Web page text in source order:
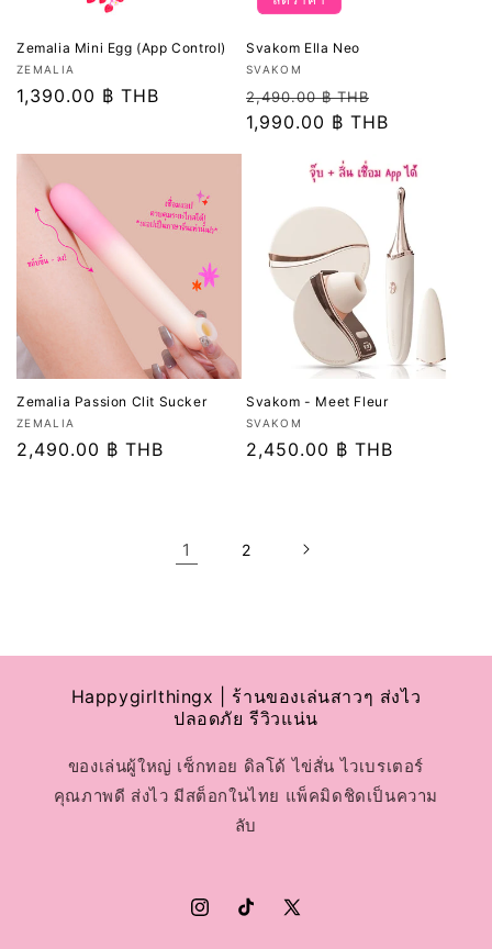
Zemalia Mini Egg (App Control)
เวน
เด
ZEMALIA
ราคา
1,390.00 ฿ THB
Svakom Ella Neo
เวน
เด
อร์:
SVAKOM
ราคา
ปกติ
2,490.00 ฿ THB
โปรโมชัน
1,990.00 ฿ THB
Zemalia Passion Clit Sucker
เวน
เด
ZEMALIA
ราคา
2,490.00 ฿ THB
Svakom - Meet Fleur
เวน
เด
SVAKOM
ราคา
2,450.00 ฿ THB
1 2
Happygirlthingx | ร้านของเล่นสาวๆ ส่งไว
ปลอดภัย รีวิวแน่น
ของเล่นผู้ใหญ่ เซ็กทอย ดิลโด้ ไข่สั่น ไวเบรเตอร์
คุณภาพดี ส่งไว มีสต็อกในไทย แพ็คมิดชิดเป็นความ
ลับ
InstagramTikTokX